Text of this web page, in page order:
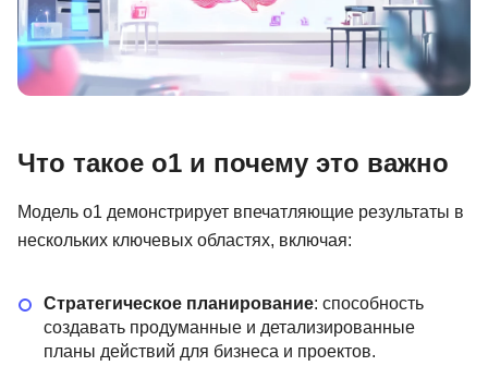
Что такое o1 и почему это важно
Модель o1 демонстрирует впечатляющие результаты в
нескольких ключевых областях, включая:
Стратегическое планирование: способность
создавать продуманные и детализированные
планы действий для бизнеса и проектов.
Детям
Акции и промокоды